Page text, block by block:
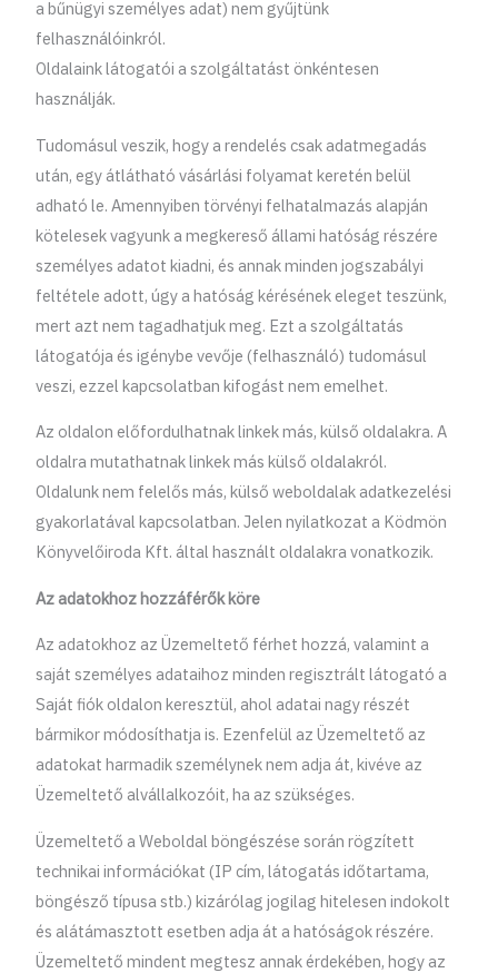
a bűnügyi személyes adat) nem gyűjtünk
felhasználóinkról.
Oldalaink látogatói a szolgáltatást önkéntesen
használják.
Tudomásul veszik, hogy a rendelés csak adatmegadás
után, egy átlátható vásárlási folyamat keretén belül
adható le. Amennyiben törvényi felhatalmazás alapján
kötelesek vagyunk a megkereső állami hatóság részére
személyes adatot kiadni, és annak minden jogszabályi
feltétele adott, úgy a hatóság kérésének eleget teszünk,
mert azt nem tagadhatjuk meg. Ezt a szolgáltatás
látogatója és igénybe vevője (felhasználó) tudomásul
veszi, ezzel kapcsolatban kifogást nem emelhet.
Az oldalon előfordulhatnak linkek más, külső oldalakra. A
oldalra mutathatnak linkek más külső oldalakról.
Oldalunk nem felelős más, külső weboldalak adatkezelési
gyakorlatával kapcsolatban. Jelen nyilatkozat a Ködmön
Könyvelőiroda Kft. által használt oldalakra vonatkozik.
Az adatokhoz hozzáférők köre
Az adatokhoz az Üzemeltető férhet hozzá, valamint a
saját személyes adataihoz minden regisztrált látogató a
Saját fiók oldalon keresztül, ahol adatai nagy részét
bármikor módosíthatja is. Ezenfelül az Üzemeltető az
adatokat harmadik személynek nem adja át, kivéve az
Üzemeltető alvállalkozóit, ha az szükséges.
Üzemeltető a Weboldal böngészése során rögzített
technikai információkat (IP cím, látogatás időtartama,
böngésző típusa stb.) kizárólag jogilag hitelesen indokolt
és alátámasztott esetben adja át a hatóságok részére.
Üzemeltető mindent megtesz annak érdekében, hogy az